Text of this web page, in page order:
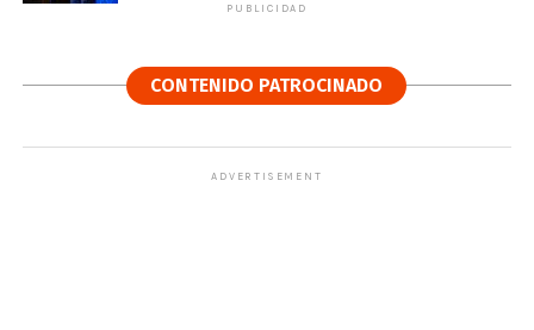
PUBLICIDAD
CONTENIDO PATROCINADO
ADVERTISEMENT